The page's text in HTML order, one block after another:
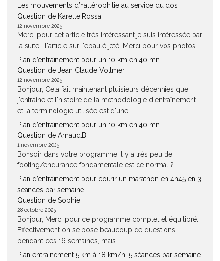
Les mouvements d’haltérophilie au service du dos
Question de Karelle Rossa
12 novembre 2025
Merci pour cet article très intéressant.je suis intéressée par
la suite : l'article sur l'epaulé jeté. Merci pour vos photos,...
Plan d’entraînement pour un 10 km en 40 mn
Question de Jean Claude Vollmer
12 novembre 2025
Bonjour, Cela fait maintenant pluisieurs décennies que
j'entraîne et l'histoire de la méthodologie d'entraînement
et la terminologie utilisée est d'une...
Plan d’entraînement pour un 10 km en 40 mn
Question de Arnaud.B
1 novembre 2025
Bonsoir dans votre programme il y a très peu de
footing/endurance fondamentale est ce normal ?
Plan d’entraînement pour courir un marathon en 4h45 en 3
séances par semaine
Question de Sophie
28 octobre 2025
Bonjour, Merci pour ce programme complet et équilibré.
Effectivement on se pose beaucoup de questions
pendant ces 16 semaines, mais...
Plan entrainement 5 km à 18 km/h, 5 séances par semaine